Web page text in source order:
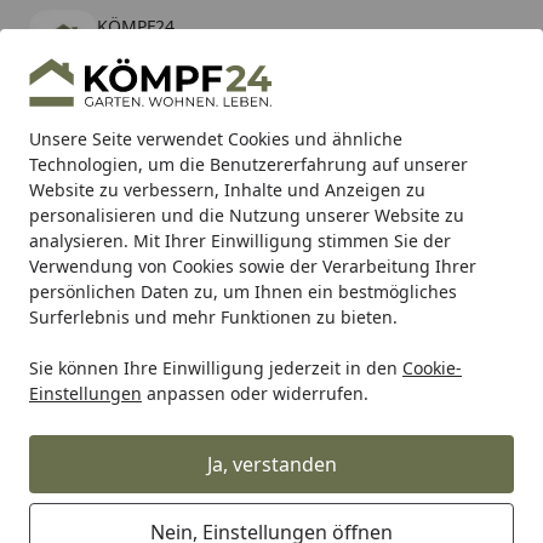
Unsere Seite verwendet Cookies und ähnliche
Technologien, um die Benutzererfahrung auf unserer
Website zu verbessern, Inhalte und Anzeigen zu
personalisieren und die Nutzung unserer Website zu
analysieren. Mit Ihrer Einwilligung stimmen Sie der
Verwendung von Cookies sowie der Verarbeitung Ihrer
persönlichen Daten zu, um Ihnen ein bestmögliches
Surferlebnis und mehr Funktionen zu bieten.
Sie können Ihre Einwilligung jederzeit in den Cookie-
Einstellungen anpassen oder widerrufen.
Ja, verstanden
Nein, Einstellungen öffnen
KÖMPF24
kostenlos - Im App Store
Hotline
Alle Produkte
Mein Konto
Suchen
Karibu Pools inkl. gratis Sandfilteranlage & Pool-
Starterset (Gesamtwert bis 468,99€)
Startseite
Tierbedarf & Tiernahrung Hundebedarf Hundefutter
WOW Adult Rind 6kg
Hundetrockenfutter